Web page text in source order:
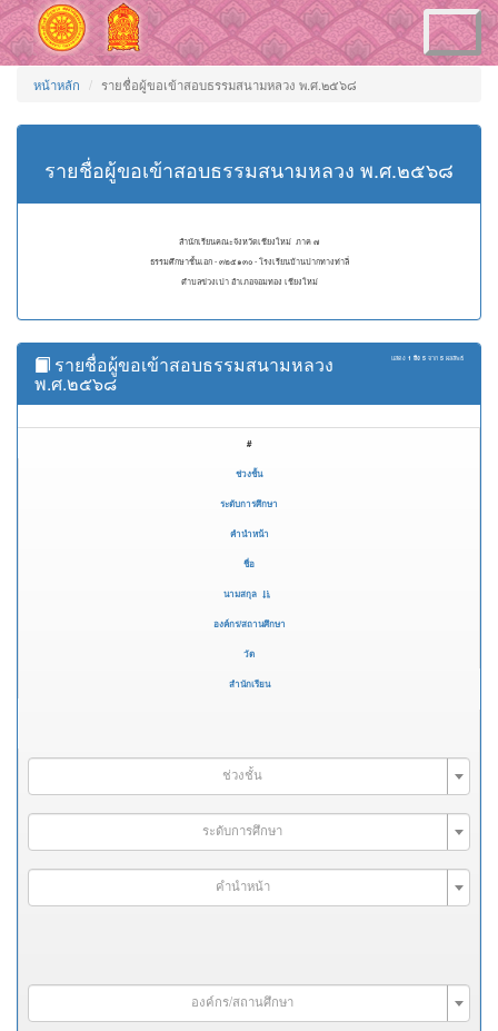
Toggle
navigation
หน้าหลัก รายชื่อผู้ขอเข้าสอบธรรมสนามหลวง พ.ศ.๒๕๖๘
รายชื่อผู้ขอเข้าสอบธรรมสนามหลวง พ.ศ.๒๕๖๘
สำนักเรียนคณะจังหวัดเชียงใหม่ ภาค ๗
ธรรมศึกษาชั้นเอก - ๓๒๕๑๓๐ - โรงเรียนบ้านปากทางท่าลี่
ตำบลข่วงเปา อำเภอจอมทอง เชียงใหม่
แสดง 1 ถึง 5 จาก 5 ผลลัพธ์
รายชื่อผู้ขอเข้าสอบธรรมสนามหลวง
พ.ศ.๒๕๖๘
#
ช่วงชั้น
ระดับการศึกษา
คำนำหน้า
ชื่อ
นามสกุล
องค์กร/สถานศึกษา
วัด
สำนักเรียน
ช่วงชั้น
ระดับการศึกษา
คำนำหน้า
องค์กร/สถานศึกษา